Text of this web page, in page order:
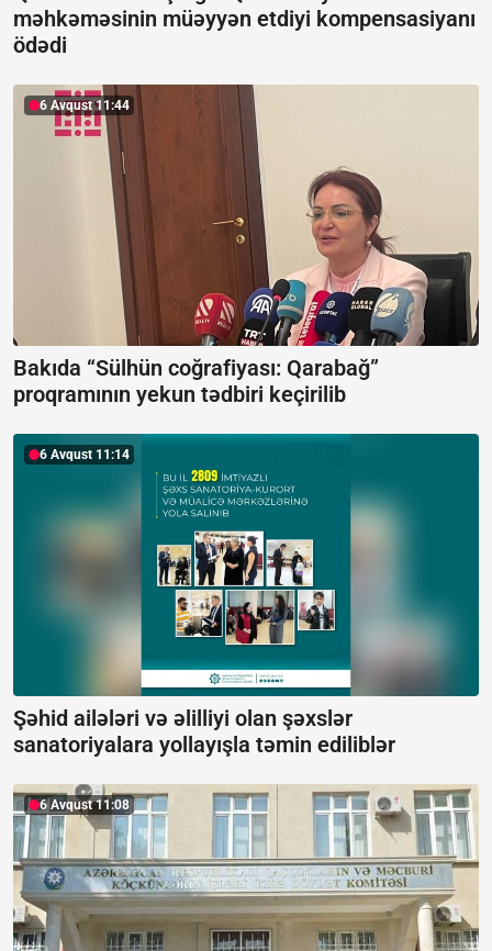
məhkəməsinin müəyyən etdiyi kompensasiyanı
ödədi
6 Avqust 11:44
Bakıda “Sülhün coğrafiyası: Qarabağ”
proqramının yekun tədbiri keçirilib
6 Avqust 11:14
Şəhid ailələri və əlilliyi olan şəxslər
sanatoriyalara yollayışla təmin ediliblər
6 Avqust 11:08